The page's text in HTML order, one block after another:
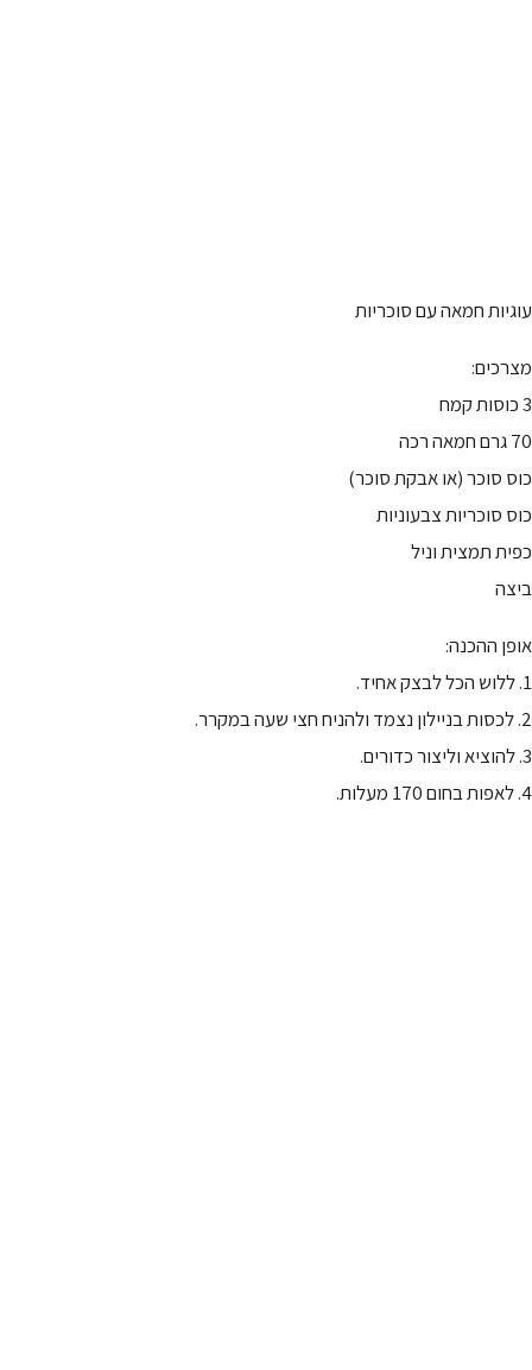
עוגיות חמאה עם סוכריות
מצרכים:
3 כוסות קמח
70 גרם חמאה רכה
כוס סוכר (או אבקת סוכר)
כוס סוכריות צבעוניות
כפית תמצית וניל
ביצה
אופן ההכנה:
1. ללוש הכל לבצק אחיד.
2. לכסות בניילון נצמד ולהניח חצי שעה במקרר.
3. להוציא וליצור כדורים.
4. לאפות בחום 170 מעלות.